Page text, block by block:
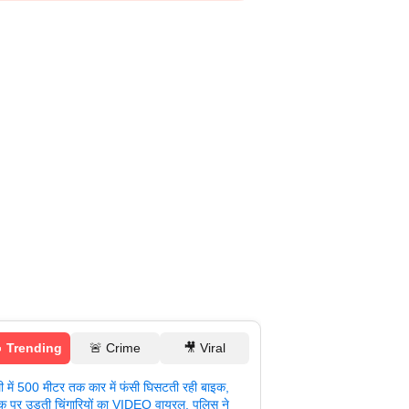
Trending 🚨 Crime 🎥 Viral
में 500 मीटर तक कार में फंसी घिसटती रही बाइक,
पर उड़ती चिंगारियों का VIDEO वायरल, पुलिस ने